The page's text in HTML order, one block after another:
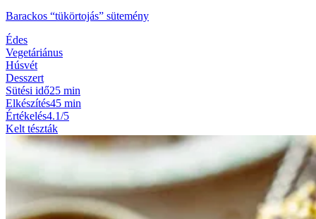
Barackos “tükörtojás” sütemény
Édes
Vegetáriánus
Húsvét
Desszert
Sütési idő25 min
Elkészítés45 min
Értékelés4.1/5
Kelt tészták